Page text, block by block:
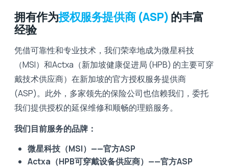
拥有作为授权服务提供商 (ASP) 的丰富
经验
凭借可靠性和专业技术，我们荣幸地成为微星科技
（MSI）和Actxa（新加坡健康促进局 (HPB) 的主要可穿
戴技术供应商）在新加坡的官方授权服务提供商
(ASP)。此外，多家领先的保险公司也信赖我们，委托
我们提供授权的延保维修和顺畅的理赔服务。
我们目前服务的品牌：
微星科技（MSI）——官方ASP
Actxa（HPB可穿戴设备供应商）——官方ASP